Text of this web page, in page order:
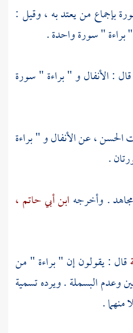
بإجماع من يعتد به ، وقيل :
براءة " سورة واحدة .
قال : الأنفال و " براءة " سورة
الحسن ،عن الأنفال و " براءة
.
مجاهد. وأخرجه ابن أبي حاتم ،
قال : يقولون إن " براءة " من
وعدم البسملة . ويرده تسمية
.